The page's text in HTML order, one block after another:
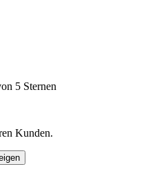
5 Sternen
Kunden.